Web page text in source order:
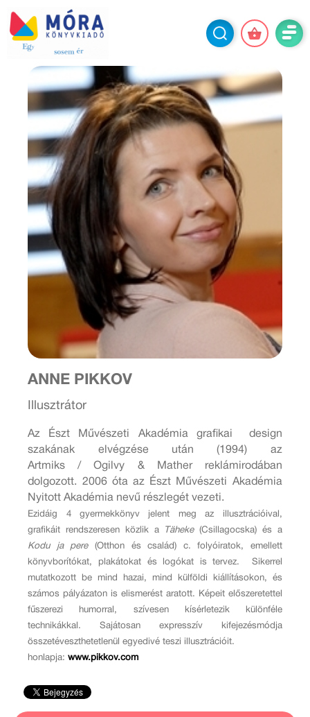
ANNE PIKKOV
Illusztrátor
Az Észt Művészeti Akadémia grafikai design
szakának elvégzése után (1994) az
Artmiks / Ogilvy & Mather reklámirodában
dolgozott. 2006 óta az Észt Művészeti Akadémia
Nyitott Akadémia nevű részlegét vezeti.
Ezidáig 4 gyermekkönyv jelent meg az illusztrációival,
grafikáit rendszeresen közlik a
Täheke(Csillagocska) és a
Kodu ja pere(Otthon és család) c. folyóiratok, emellett
könyvborítókat, plakátokat és logókat is tervez. Sikerrel
mutatkozott be mind hazai, mind külföldi kiállításokon, és
számos pályázaton is elismerést aratott. Képeit előszeretettel
fűszerezi humorral, szívesen kísérletezik különféle
technikákkal. Sajátosan expresszív kifejezésmódja
összetéveszthetetlenül egyedivé teszi illusztrációit.
honlapja:www.pikkov.com